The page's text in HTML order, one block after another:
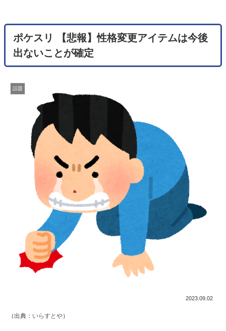
ポケスリ 【悲報】性格変更アイテムは今後
出ないことが確定
話題
2023.09.02
（出典： いらすとや）